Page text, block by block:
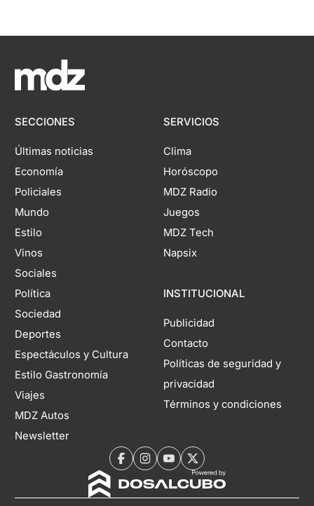
SECCIONES
Últimas noticias
Economía
Policiales
Mundo
Estilo
Vinos
Sociales
Política
Sociedad
Deportes
Espectáculos y Cultura
Estilo Gastronomía
Viajes
MDZ Autos
Newsletter
SERVICIOS
Clima
Horóscopo
MDZ Radio
Juegos
MDZ Tech
Napsix
INSTITUCIONAL
Publicidad
Contacto
Políticas de seguridad y
privacidad
Términos y condiciones